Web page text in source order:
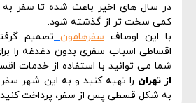
در سال های اخیر باعث شده تا سفر
کمی سخت تر از گذشته شود.
با این اوصاف سفرهامون تصمیم
اقساطی اسباب سفری بدون دغدغه را
شما می توانید با استفاده از خدمات
از تهران را تهیه کنید و به این شهر
به شکل قسطی پس از سفر، پرداخت